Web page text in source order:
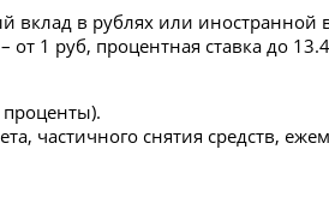
вклад в рублях или
1 руб, процентная ставка до
частичного снятия средств,